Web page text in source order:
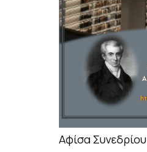
Αφίσα Συνεδρίου